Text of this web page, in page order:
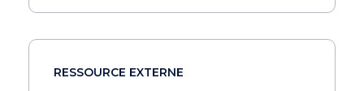
RESSOURCE EXTERNE